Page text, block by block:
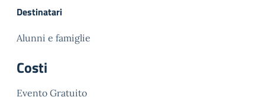
Destinatari
Alunni e famiglie
Costi
Evento Gratuito